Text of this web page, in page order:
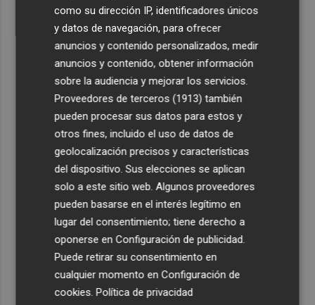
El ‘Big Three’ de la restauración acelera: más aperturas,
nuevas inversiones y una batalla que ya no se libra solo
en el precio
como su dirección IP, identificadores únicos
y datos de navegación, para ofrecer
anuncios y contenido personalizados, medir
anuncios y contenido, obtener información
sobre la audiencia y mejorar los servicios.
Proveedores de terceros (1913) también
pueden procesar sus datos para estos y
otros fines, incluido el uso de datos de
geolocalización precisos y características
del dispositivo. Sus elecciones se aplican
solo a este sitio web. Algunos proveedores
pueden basarse en el interés legítimo en
lugar del consentimiento; tiene derecho a
oponerse enConfiguración de publicidad.
Puede retirar su consentimiento en
cualquier momento enConfiguración de
cookies.Política de privacidad